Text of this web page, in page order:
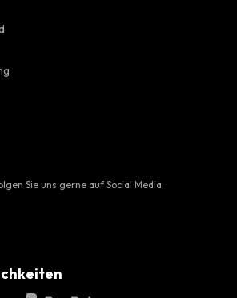
Sie uns gerne auf Social Media